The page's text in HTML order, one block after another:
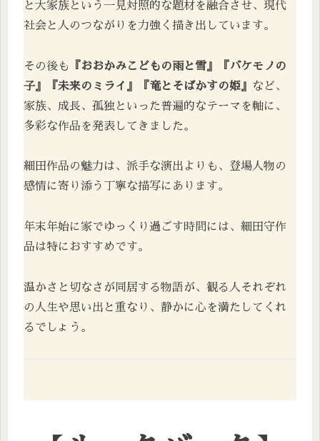
と大家族という一見対照的な題材を融合させ、現代
社会と人のつながりを力強く描き出しています。
その後も
『おおかみこどもの雨と雪』『バケモノの
子』『未来のミライ』『竜とそばかすの姫』
など、
家族、成長、孤独といった普遍的なテーマを軸に、
多彩な作品を発表してきました。
細田作品の魅力は、派手な演出よりも、登場人物の
感情に寄り添う丁寧な描写にあります。
年末年始に家でゆっくり過ごす時間には、細田守作
品は特におすすめです。
温かさと切なさが同居する物語が、観る人それぞれ
の人生や思い出と重なり、静かに心を満たしてくれ
るでしょう。